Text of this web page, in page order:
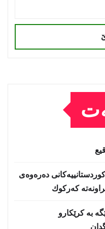
دەرەوەی
كه‌ركوك
بە کرێکارو